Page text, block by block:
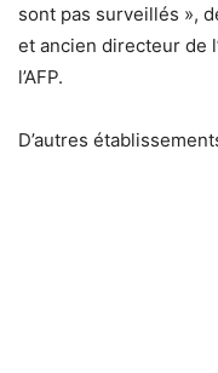
sont pas surveillés »,
et ancien directeur de
l’AFP.
D’autres